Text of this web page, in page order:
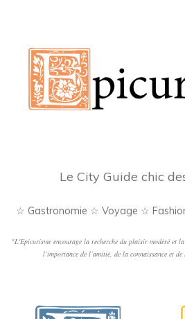
Le City Guide chic
☆ Gastronomie ☆ Voyage ☆
"L'Epicurisme encourage la recherche du plaisir modéré et
l’importance de l’amitié, de la connaissance et de